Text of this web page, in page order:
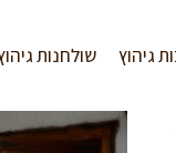
גיהוץ שולחנות